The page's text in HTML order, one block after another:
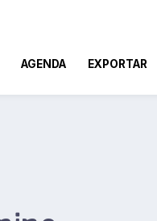
AGENDA EXPORTAR